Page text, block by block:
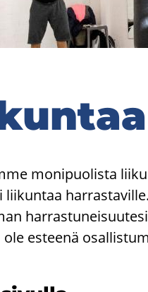
mo­ni­puo­lis­ta
lii­kun­taa
es­tee­nä